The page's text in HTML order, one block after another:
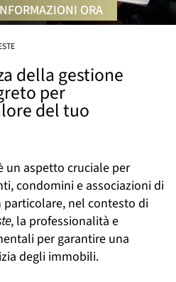
ORA
della gestione
per
del tuo
un aspetto cruciale per
condomini e associazioni di
nel contesto di
, la professionalità e
per garantire una
degli immobili.